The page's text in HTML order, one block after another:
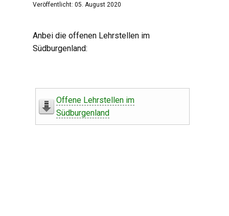
Veröffentlicht: 05. August 2020
Anbei die offenen Lehrstellen im
Südburgenland:
Offene Lehrstellen im
Südburgenland